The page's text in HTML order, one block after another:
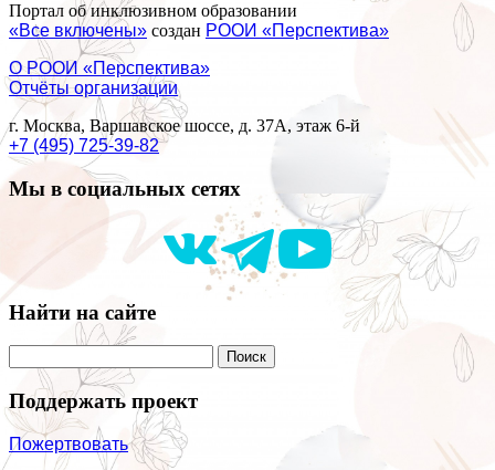
Портал об инклюзивном образовании
«Все включены» создан РООИ «Перспектива»
О РООИ «Перспектива»
Отчёты организации
г. Москва, Варшавское шоссе, д. 37А, этаж 6-й
+7 (495) 725-39-82
Мы в социальных сетях
Найти на сайте
Поддержать проект
Пожертвовать